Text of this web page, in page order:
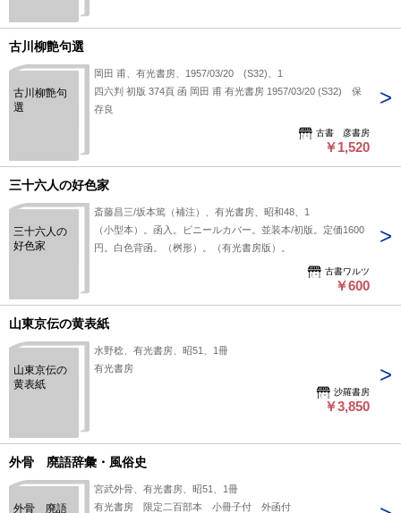
古川柳艶句選
古川柳艶句
選
岡田 甫、有光書房、1957/03/20 (S32)、1
四六判 初版 374頁 函 岡田 甫 有光書房 1957/03/20 (S32) 保
存良
古書 彦書房
￥1,520
三十六人の好色家
三十六人の
好色家
斎藤昌三/坂本篤（補注）、有光書房、昭和48、1
（小型本）。函入。ビニールカバー。並装本/初版。定価1600
円。白色背函。（桝形）。（有光書房版）。
古書ワルツ
￥600
山東京伝の黄表紙
山東京伝の
黄表紙
水野稔、有光書房、昭51、1冊
有光書房
沙羅書房
￥3,850
外骨 廃語辞彙・風俗史
外骨 廃語
宮武外骨、有光書房、昭51、1冊
有光書房 限定二百部本 小冊子付 外函付